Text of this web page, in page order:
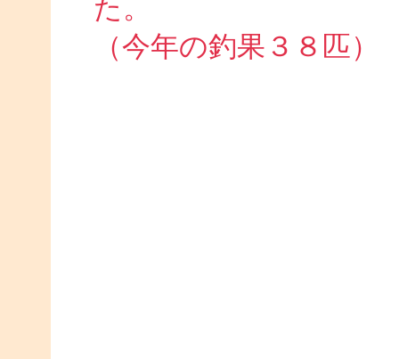
た。
（今年の釣果３８匹）